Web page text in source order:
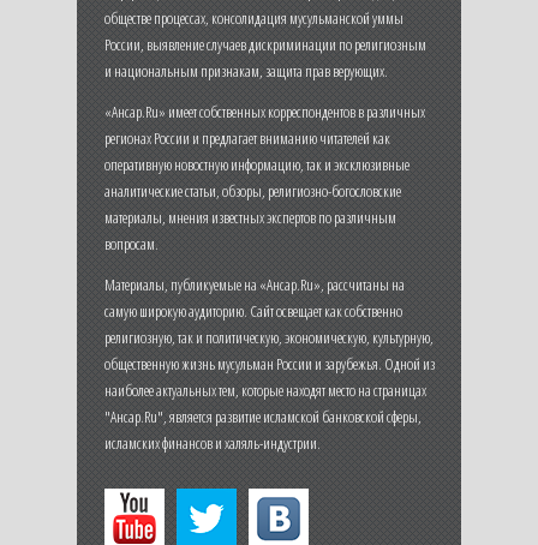
обществе процессах, консолидация мусульманской уммы
России, выявление случаев дискриминации по религиозным
и национальным признакам, защита прав верующих.
«Ансар.Ru» имеет собственных корреспондентов в различных
регионах России и предлагает вниманию читателей как
оперативную новостную информацию, так и эксклюзивные
аналитические статьи, обзоры, религиозно-богословские
материалы, мнения известных экспертов по различным
вопросам.
Материалы, публикуемые на «Ансар.Ru», рассчитаны на
самую широкую аудиторию. Сайт освещает как собственно
религиозную, так и политическую, экономическую, культурную,
общественную жизнь мусульман России и зарубежья. Одной из
наиболее актуальных тем, которые находят место на страницах
"Ансар.Ru", является развитие исламской банковской сферы,
исламских финансов и халяль-индустрии.